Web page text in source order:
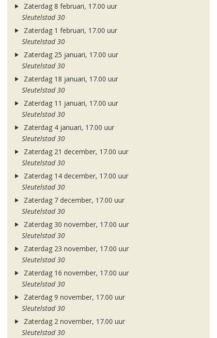
Zaterdag 8 februari, 17.00 uur
Sleutelstad 30
Zaterdag 1 februari, 17.00 uur
Sleutelstad 30
Zaterdag 25 januari, 17.00 uur
Sleutelstad 30
Zaterdag 18 januari, 17.00 uur
Sleutelstad 30
Zaterdag 11 januari, 17.00 uur
Sleutelstad 30
Zaterdag 4 januari, 17.00 uur
Sleutelstad 30
Zaterdag 21 december, 17.00 uur
Sleutelstad 30
Zaterdag 14 december, 17.00 uur
Sleutelstad 30
Zaterdag 7 december, 17.00 uur
Sleutelstad 30
Zaterdag 30 november, 17.00 uur
Sleutelstad 30
Zaterdag 23 november, 17.00 uur
Sleutelstad 30
Zaterdag 16 november, 17.00 uur
Sleutelstad 30
Zaterdag 9 november, 17.00 uur
Sleutelstad 30
Zaterdag 2 november, 17.00 uur
Sleutelstad 30